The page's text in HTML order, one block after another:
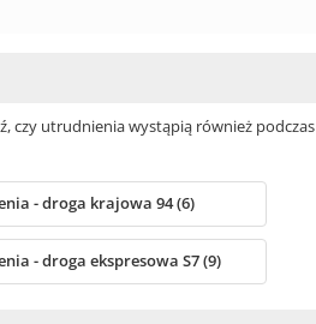
czy utrudnienia wystąpią również podczas
- droga krajowa 94 (6)
- droga ekspresowa S7 (9)